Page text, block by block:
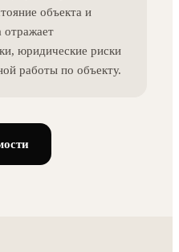
объекта и
отражает
юридические риски
работы по объекту.